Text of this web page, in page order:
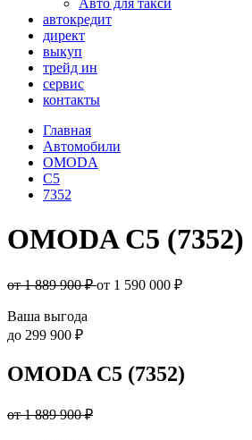
Авто для такси
автокредит
директ
выкуп
трейд ин
сервис
контакты
Главная
Автомобили
OMODA
C5
7352
OMODA C5 (7352)
от 1 889 900 ₽от 1 590 000 ₽
Ваша выгода
до 299 900 ₽
OMODA C5 (7352)
от 1 889 900 ₽